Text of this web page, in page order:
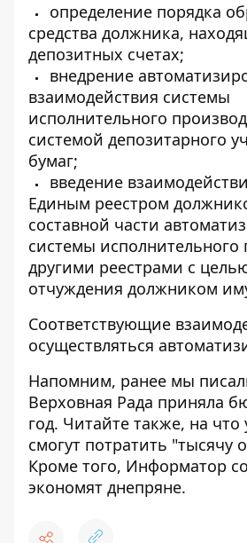
определение порядка
средства должника,
депозитных счетах;
внедрение
взаимодействия системы
исполнительного
системой депозитарного
бумаг;
введение
Единым реестром
составной части
системы исполнительного
другими реестрами с
отчуждения должником
Соответствующие
осуществляться
Напомним, ранее мы
Верховная Рада приняла
год. Читайте также, на что
смогут потратить "тысячу
Кроме того, Информатор
экономят днепряне.